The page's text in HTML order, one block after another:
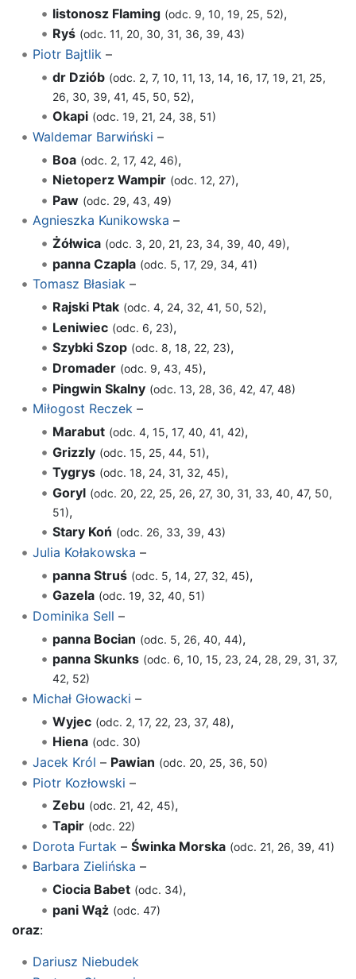
listonosz Flaming (odc. 9, 10, 19, 25, 52),
Ryś (odc. 11, 20, 30, 31, 36, 39, 43)
Piotr Bajtlik –
dr Dziób (odc. 2, 7, 10, 11, 13, 14, 16, 17, 19, 21, 25,
26, 30, 39, 41, 45, 50, 52),
Okapi (odc. 19, 21, 24, 38, 51)
Waldemar Barwiński –
Boa (odc. 2, 17, 42, 46),
Nietoperz Wampir (odc. 12, 27),
Paw (odc. 29, 43, 49)
Agnieszka Kunikowska –
Żółwica (odc. 3, 20, 21, 23, 34, 39, 40, 49),
panna Czapla (odc. 5, 17, 29, 34, 41)
Tomasz Błasiak–
Rajski Ptak (odc. 4, 24, 32, 41, 50, 52),
Leniwiec (odc. 6, 23),
Szybki Szop (odc. 8, 18, 22, 23),
Dromader (odc. 9, 43, 45),
Pingwin Skalny (odc. 13, 28, 36, 42, 47, 48)
Miłogost Reczek–
Marabut (odc. 4, 15, 17, 40, 41, 42),
Grizzly (odc. 15, 25, 44, 51),
Tygrys (odc. 18, 24, 31, 32, 45),
Goryl (odc. 20, 22, 25, 26, 27, 30, 31, 33, 40, 47, 50,
51),
Stary Koń (odc. 26, 33, 39, 43)
Julia Kołakowska –
panna Struś (odc. 5, 14, 27, 32, 45),
Gazela (odc. 19, 32, 40, 51)
Dominika Sell –
panna Bocian (odc. 5, 26, 40, 44),
panna Skunks (odc. 6, 10, 15, 23, 24, 28, 29, 31, 37,
42, 52)
Michał Głowacki –
Wyjec (odc. 2, 17, 22, 23, 37, 48),
Hiena (odc. 30)
Jacek Król – Pawian (odc. 20, 25, 36, 50)
Piotr Kozłowski –
Zebu (odc. 21, 42, 45),
Tapir (odc. 22)
Dorota Furtak – Świnka Morska (odc. 21, 26, 39, 41)
Barbara Zielińska –
Ciocia Babet (odc. 34),
pani Wąż (odc. 47)
oraz:
Dariusz Niebudek